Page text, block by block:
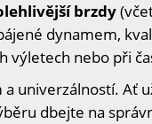
brzdy
dynamem,
výletech nebo při
univerzálností. Ať
dbejte na